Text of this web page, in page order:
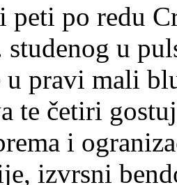
peti po redu
studenog u
pravi mali
te četiri
i
izvrsni